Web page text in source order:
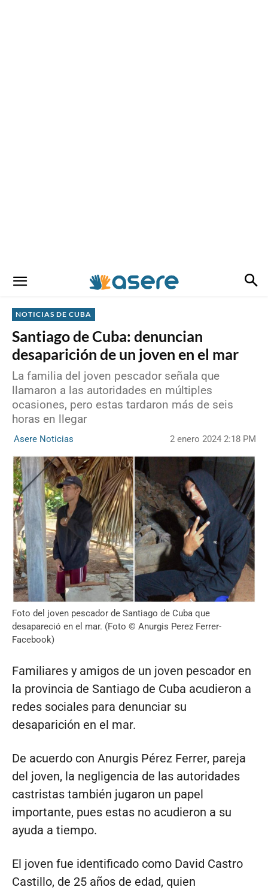
NOTICIAS DE CUBA
Santiago de Cuba: denuncian
desaparición de un joven en el mar
La familia del joven pescador señala que
llamaron a las autoridades en múltiples
ocasiones, pero estas tardaron más de seis
horas en llegar
Asere Noticias 2 enero 2024 2:18 PM
Foto del joven pescador de Santiago de Cuba que
desapareció en el mar. (Foto © Anurgis Perez Ferrer-
Facebook)
Familiares y amigos de un joven pescador en
la provincia de Santiago de Cuba acudieron a
redes sociales para denunciar su
desaparición en el mar.
De acuerdo con Anurgis Pérez Ferrer, pareja
del joven, la negligencia de las autoridades
castristas también jugaron un papel
importante, pues estas no acudieron a su
ayuda a tiempo.
El joven fue identificado como David Castro
Castillo, de 25 años de edad, quien